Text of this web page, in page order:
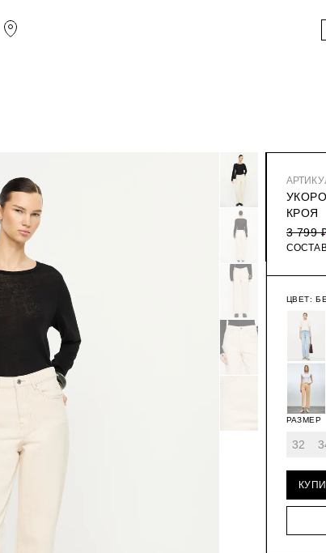
КРОЯ
3 799
ЦВЕТ:
РАЗМЕР
32